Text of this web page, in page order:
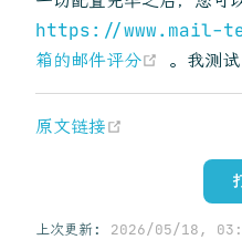
https://www.mail-
箱的邮件评分
(opens
。我测
原文链接
上次更新: 2026/05/18,